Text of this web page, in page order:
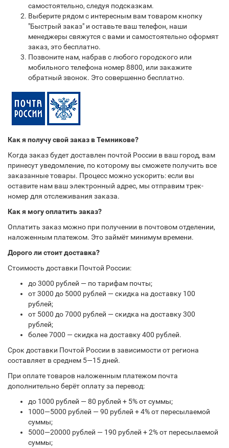
самостоятельно, следуя подсказкам.
Выберите рядом с интересным вам товаром кнопку
"Быстрый заказ" и оставьте ваш телефон, наши
менеджеры свяжутся с вами и самостоятельно оформят
заказ, это бесплатно.
Позвоните нам, набрав с любого городского или
мобильного телефона номер 8800, или закажите
обратный звонок. Это совершенно бесплатно.
Как я получу свой заказ в Темникове?
Когда заказ будет доставлен почтой России в ваш город, вам
принесут уведомление, по которому вы сможете получить все
заказанные товары. Процесс можно ускорить: если вы
оставите нам ваш электронный адрес, мы отправим трек-
номер для отслеживания заказа.
Как я могу оплатить заказ?
Оплатить заказ можно при получении в почтовом отделении,
наложенным платежом. Это займёт минимум времени.
Дорого ли стоит доставка?
Стоимость доставки Почтой России:
до 3000 рублей — по тарифам почты;
от 3000 до 5000 рублей — скидка на доставку 100
рублей;
от 5000 до 7000 рублей — скидка на доставку 300
рублей;
более 7000 — скидка на доставку 400 рублей.
Срок доставки Почтой России в зависимости от региона
составляет в среднем 5—15 дней.
При оплате товаров наложенным платежом почта
дополнительно берёт оплату за перевод:
до 1000 рублей — 80 рублей + 5% от суммы;
1000—5000 рублей — 90 рублей + 4% от пересылаемой
суммы;
5000—20000 рублей — 190 рублей + 2% от пересылаемой
суммы;